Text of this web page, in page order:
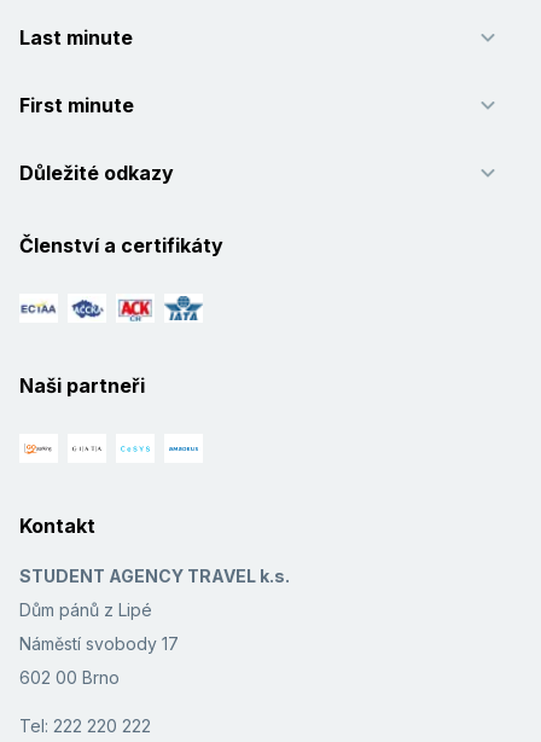
Last minute
First minute
Důležité odkazy
Členství a certifikáty
Naši partneři
Kontakt
STUDENT AGENCY TRAVEL k.s.
Dům pánů z Lipé
Náměstí svobody 17
602 00 Brno
Tel: 222 220 222